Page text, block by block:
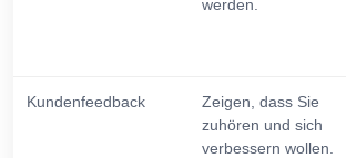
werden.
Kundenfeedback
Zeigen, dass Sie
zuhören und sich
verbessern wollen.